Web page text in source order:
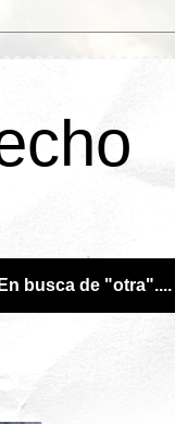
busca de "otra"....